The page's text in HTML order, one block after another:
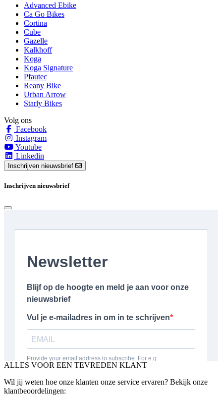
Advanced Ebike
Ca Go Bikes
Cortina
Cube
Gazelle
Kalkhoff
Koga
Koga Signature
Pfautec
Reany Bike
Urban Arrow
Starly Bikes
Volg ons
Facebook
Instagram
Youtube
Linkedin
Inschrijven nieuwsbrief
Inschrijven nieuwsbrief
ALLES VOOR EEN TEVREDEN KLANT
Wil jij weten hoe onze klanten onze service ervaren? Bekijk onze
klantbeoordelingen: